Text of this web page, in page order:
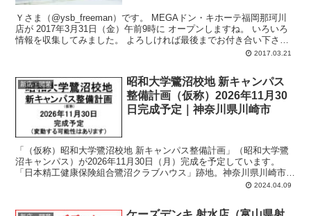
Ｙさま（@ysb_freeman）です。 MEGAドン・キホーテ福岡那珂川
店が 2017年3月31日（金）午前9時に オープンしますね。 いろいろ
情報を収集してみました。 よろしければ最後までお付き合い下さ
2017.03.21
新店・開業
昭和大学鷺沼校地 新キャンパス
整備計画（仮称）2026年11月30
日完成予定｜神奈川県川崎市
「（仮称）昭和大学鷺沼校地 新キャンパス整備計画」（昭和大学鷺
沼キャンパス）が2026年11月30日（月）完成を予定しています。
「日本精工健康保険組合鷺沼クラブハウス」跡地。神奈川県川崎市宮
前区鷺沼4-4-1。計画では、地上3階、延床面積：34300平方メート
2024.04.09